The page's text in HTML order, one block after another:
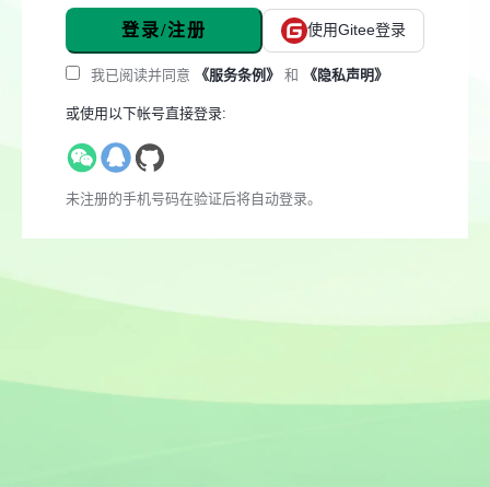
登录/注册 使用Gitee登录
我已阅读并同意 《服务条例》 和 《隐私声明》
或使用以下帐号直接登录:
未注册的手机号码在验证后将自动登录。